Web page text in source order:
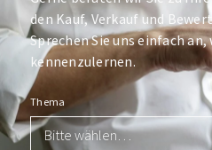
den Kauf, Verkauf und
Sprechen Sie uns einfach
kennenzulernen.
Thema